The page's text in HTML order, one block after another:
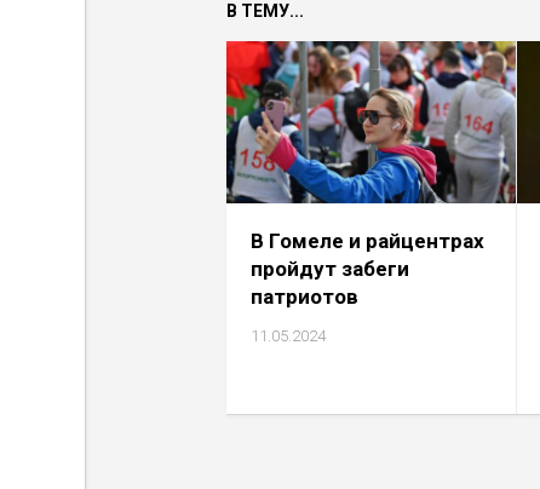
В ТЕМУ...
В Гомеле и райцентрах
пройдут забеги
патриотов
11.05.2024